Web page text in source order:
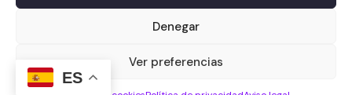
Denegar
Ver preferencias
cariño por
HUB de Comunicación
ES